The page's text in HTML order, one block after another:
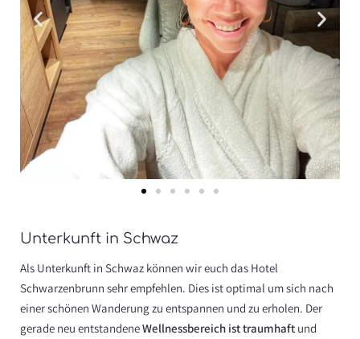
Unterkunft in Schwaz
Als Unterkunft in Schwaz können wir euch das Hotel
Schwarzenbrunn sehr empfehlen. Dies ist optimal um sich nach
einer schönen Wanderung zu entspannen und zu erholen. Der
gerade neu entstandeneWellnessbereich ist traumhaft und